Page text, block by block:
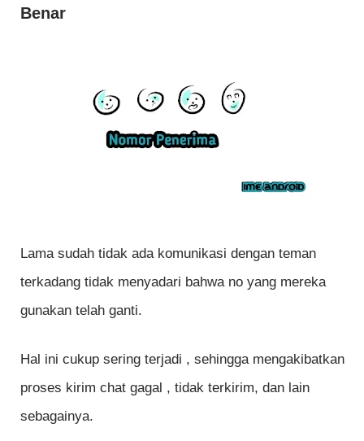
Benar
Lama sudah tidak ada komunikasi dengan teman
terkadang tidak menyadari bahwa no yang mereka
gunakan telah ganti.
Hal ini cukup sering terjadi , sehingga mengakibatkan
proses kirim chat gagal , tidak terkirim, dan lain
sebagainya.